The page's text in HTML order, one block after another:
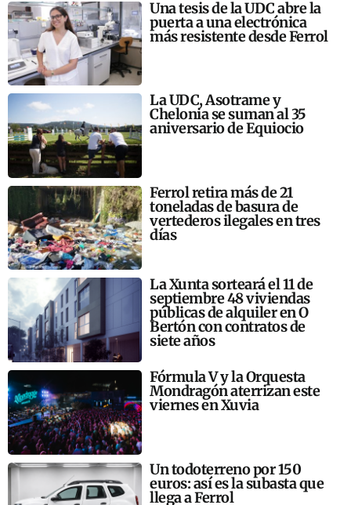
Una tesis de la UDC abre la
puerta a una electrónica
más resistente desde Ferrol
La UDC, Asotrame y
Chelonia se suman al 35
aniversario de Equiocio
Ferrol retira más de 21
toneladas de basura de
vertederos ilegales en tres
días
La Xunta sorteará el 11 de
septiembre 48 viviendas
públicas de alquiler en O
Bertón con contratos de
siete años
Fórmula V y la Orquesta
Mondragón aterrizan este
viernes en Xuvia
Un todoterreno por 150
euros: así es la subasta que
llega a Ferrol